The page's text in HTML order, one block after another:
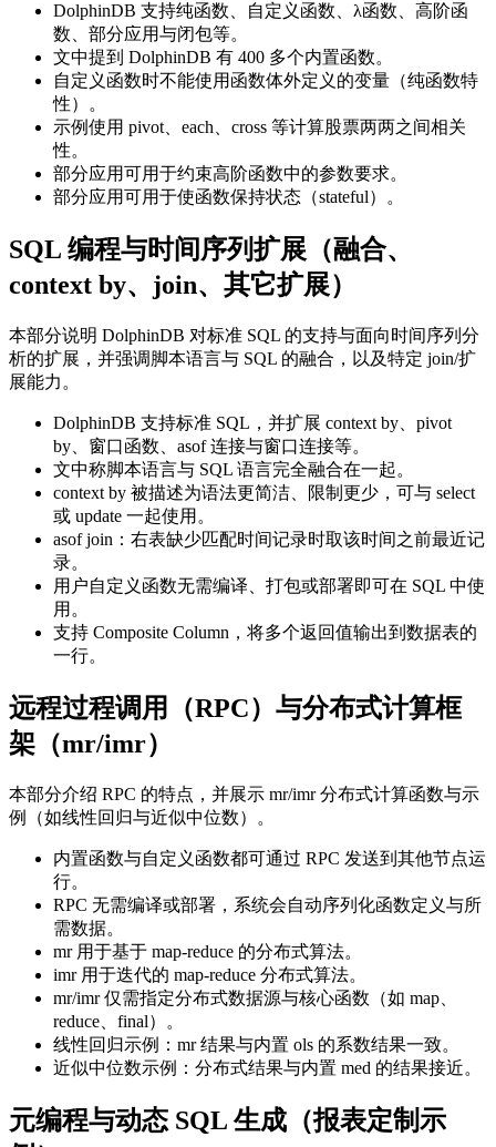
DolphinDB 支持纯函数、自定义函数、λ函数、高阶函
数、部分应用与闭包等。
文中提到 DolphinDB 有 400 多个内置函数。
自定义函数时不能使用函数体外定义的变量（纯函数特
性）。
示例使用 pivot、each、cross 等计算股票两两之间相关
性。
部分应用可用于约束高阶函数中的参数要求。
部分应用可用于使函数保持状态（stateful）。
SQL 编程与时间序列扩展（融合、
context by、join、其它扩展）
本部分说明 DolphinDB 对标准 SQL 的支持与面向时间序列分
析的扩展，并强调脚本语言与 SQL 的融合，以及特定 join/扩
展能力。
DolphinDB 支持标准 SQL，并扩展 context by、pivot
by、窗口函数、asof 连接与窗口连接等。
文中称脚本语言与 SQL 语言完全融合在一起。
context by 被描述为语法更简洁、限制更少，可与 select
或 update 一起使用。
asof join：右表缺少匹配时间记录时取该时间之前最近记
录。
用户自定义函数无需编译、打包或部署即可在 SQL 中使
用。
支持 Composite Column，将多个返回值输出到数据表的
一行。
远程过程调用（RPC）与分布式计算框
架（mr/imr）
本部分介绍 RPC 的特点，并展示 mr/imr 分布式计算函数与示
例（如线性回归与近似中位数）。
内置函数与自定义函数都可通过 RPC 发送到其他节点运
行。
RPC 无需编译或部署，系统会自动序列化函数定义与所
需数据。
mr 用于基于 map-reduce 的分布式算法。
imr 用于迭代的 map-reduce 分布式算法。
mr/imr 仅需指定分布式数据源与核心函数（如 map、
reduce、final）。
线性回归示例：mr 结果与内置 ols 的系数结果一致。
近似中位数示例：分布式结果与内置 med 的结果接近。
元编程与动态 SQL 生成（报表定制示